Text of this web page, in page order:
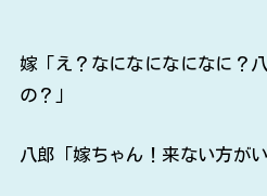
嫁「え？なになになになに？
の？」
八郎「嫁ちゃん！来ない方が